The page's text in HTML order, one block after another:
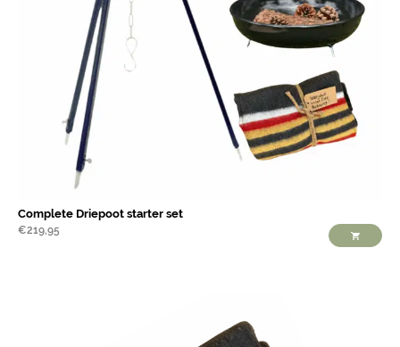
Complete Driepoot starter set
€219,95